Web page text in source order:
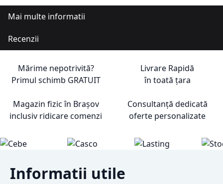
Mai multe informatii
Recenzii
Mărime nepotrivită?
Primul schimb GRATUIT
Livrare Rapidă
în toată țara
Magazin fizic în Brașov
inclusiv ridicare comenzi
Consultanță dedicată
oferte personalizate
Informatii utile